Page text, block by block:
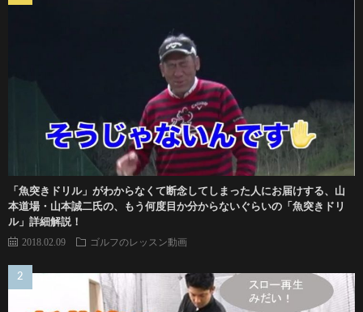
「魚突きドリル」がわからなくて断念してしまった人にお届けする、山
本道場・山本誠二氏の、もう何度目か分からないぐらいの「魚突きドリ
ル」詳細解説！
2018.02.09 ゴルフのレッスン動画